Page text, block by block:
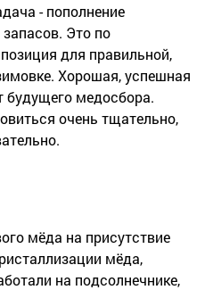
- пополнение
Это по
для правильной,
Хорошая, успешная
будущего медосбора.
очень тщательно,
мёда на присутствие
мёда,
на подсолнечнике,